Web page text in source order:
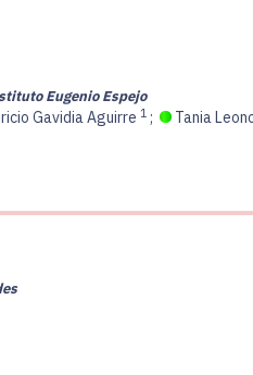
Eugenio Espejo
Gavidia Aguirre 1 ; Tania